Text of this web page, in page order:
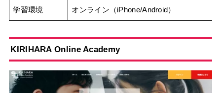
学習環境 オンライン（iPhone/Android）
KIRIHARA Online Academy